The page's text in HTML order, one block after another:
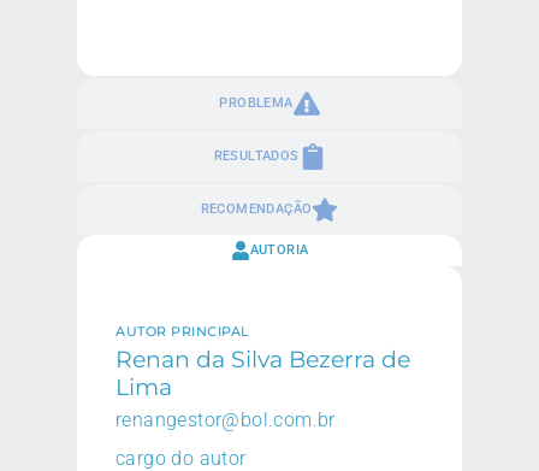
PROBLEMA
RESULTADOS
RECOMENDAÇÃO
AUTORIA
AUTOR PRINCIPAL
Renan da Silva Bezerra de
Lima
renangestor@bol.com.br
cargo do autor